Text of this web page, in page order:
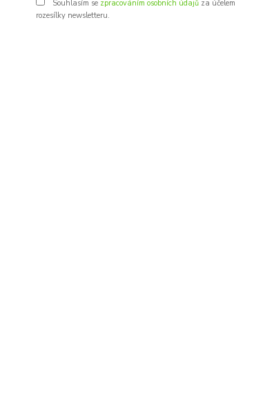
Souhlasím se zpracováním osobních údajů za účelem
rozesílky newsletteru.